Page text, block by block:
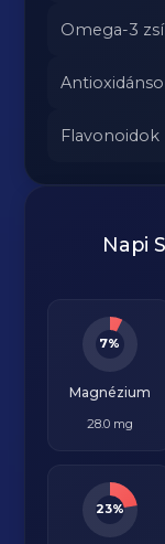
Omega-3
Flavonoidok
Napi
7%
Magnézium
28.0 mg
23%